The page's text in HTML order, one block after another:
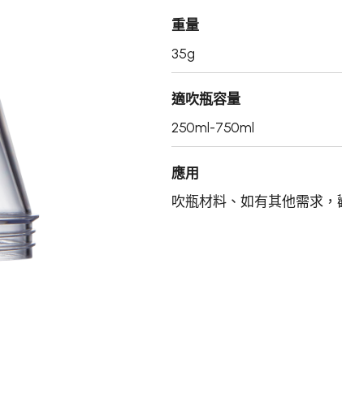
重量
35g
適吹瓶容量
250ml-750ml
應用
吹瓶材料、如有其他需求，